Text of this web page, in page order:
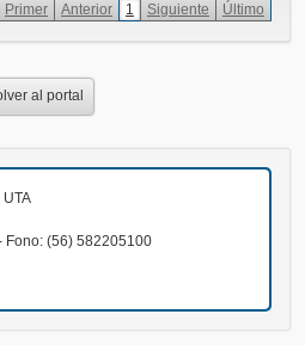
Primer Anterior 1 Siguiente Último
al portal
Fono: (56) 582205100